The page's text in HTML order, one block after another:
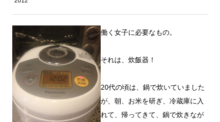
働く女子に必要なもの。
それは、炊飯器！
20代の頃は、鍋で炊いていました
が、朝、お米を研ぎ、冷蔵庫に入
れて、帰ってきて、鍋で炊きなが